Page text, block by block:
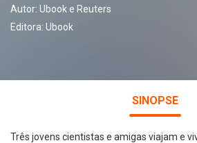
Autor: Ubook e Reuters
Editora: Ubook
SINOPSE
Três jovens cientistas e amigas viajam e